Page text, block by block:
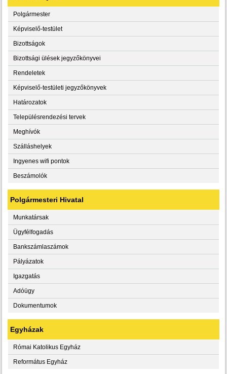
Polgármester
Képviselő-testület
Bizottságok
Bizottsági ülések jegyzőkönyvei
Rendeletek
Képviselő-testületi jegyzőkönyvek
Határozatok
Településrendezési tervek
Meghívók
Szálláshelyek
Ingyenes wifi pontok
Beszámolók
Polgármesteri Hivatal
Munkatársak
Ügyfélfogadás
Bankszámlaszámok
Pályázatok
Igazgatás
Adóügy
Dokumentumok
Egyházak
Római Katolikus Egyház
Református Egyház